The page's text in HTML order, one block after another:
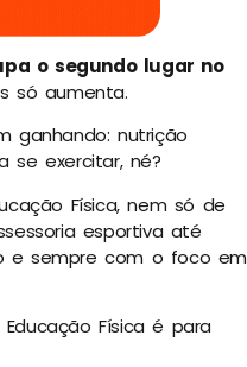
o segundo lugar no
só aumenta.
ganhando: nutrição
se exercitar, né?
Física, nem só de
esportiva até
e sempre com o foco em
Física é para